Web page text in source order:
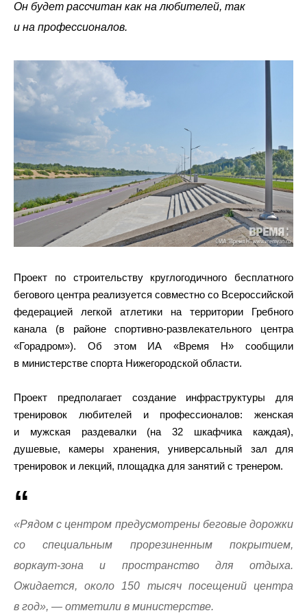
Он будет рассчитан как на любителей, так
и на профессионалов.
Проект по строительству круглогодичного бесплатного
бегового центра реализуется совместно со Всероссийской
федерацией легкой атлетики на территории Гребного
канала (в районе спортивно-развлекательного центра
«Горадром»). Об этом ИА «Время Н» сообщили
в министерстве спорта Нижегородской области.
Проект предполагает создание инфраструктуры для
тренировок любителей и профессионалов: женская
и мужская раздевалки (на 32 шкафчика каждая),
душевые, камеры хранения, универсальный зал для
тренировок и лекций, площадка для занятий с тренером.
«Рядом с центром предусмотрены беговые дорожки
со специальным прорезиненным покрытием,
воркаут-зона и пространство для отдыха.
Ожидается, около 150 тысяч посещений центра
в год», — отметили в министерстве.